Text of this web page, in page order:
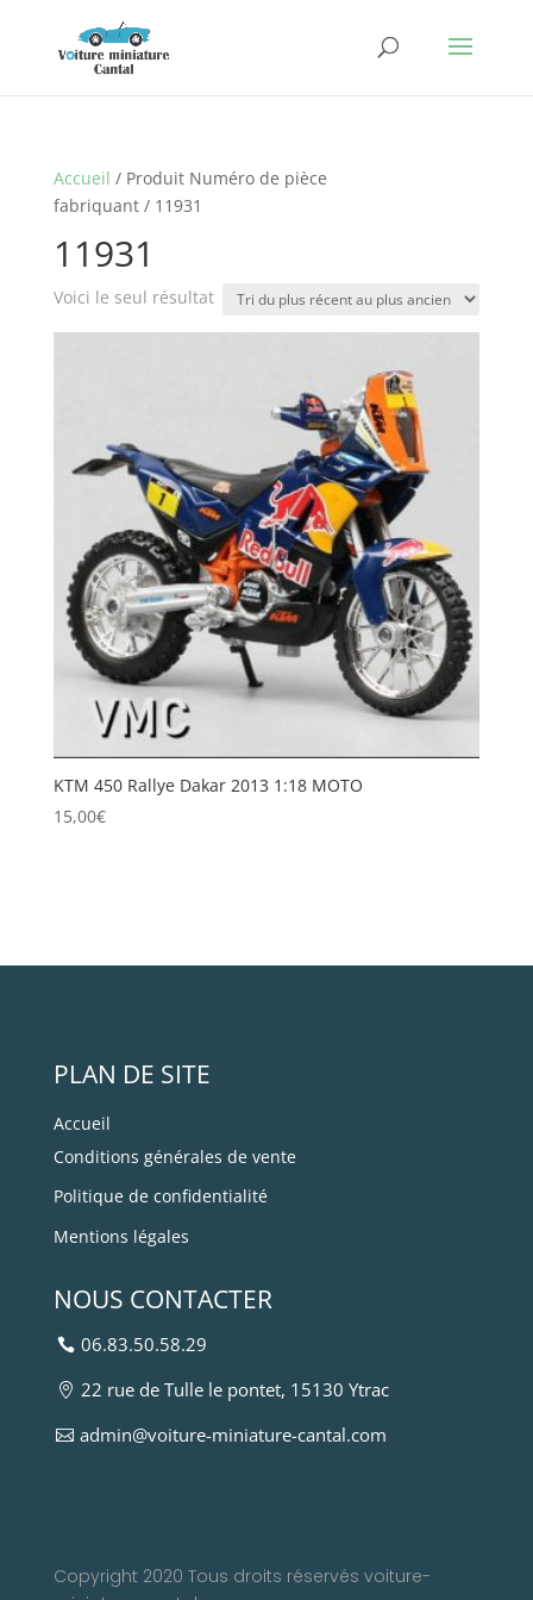
Accueil / Produit Numéro de pièce
fabriquant / 11931
11931
Voici le seul résultat
KTM 450 Rallye Dakar 2013 1:18 MOTO
15,00€
PLAN DE SITE
Accueil
Conditions générales de vente
Politique de confidentialité
Mentions légales
NOUS CONTACTER
06.83.50.58.29
22 rue de Tulle le pontet, 15130 Ytrac
admin@voiture-miniature-cantal.com
Copyright 2020 Tous droits réservés voiture-